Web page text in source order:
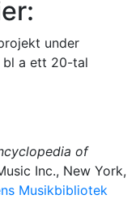
under
bl a ett 20-tal
of
Inc., New York,
Musikbibliotek